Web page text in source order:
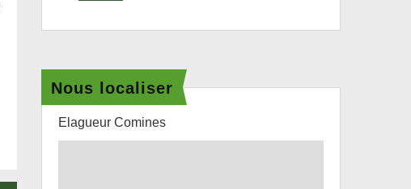
Nous localiser
Elagueur Comines